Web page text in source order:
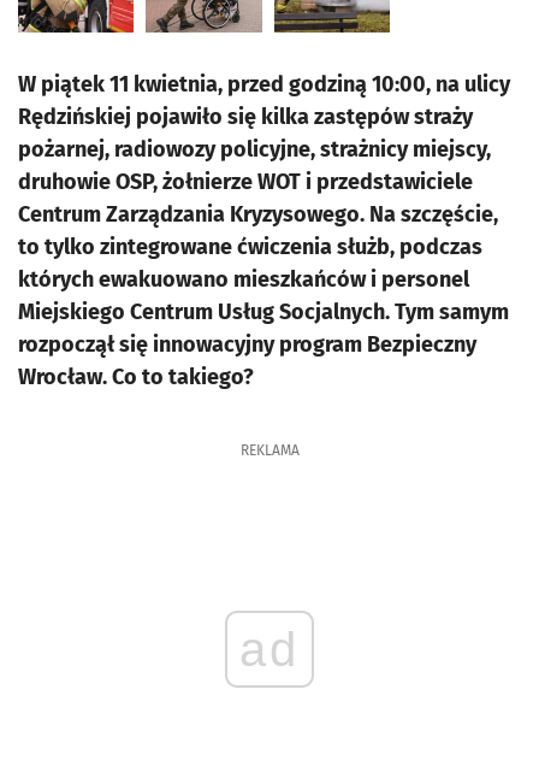
W piątek 11 kwietnia, przed godziną 10:00, na ulicy
Rędzińskiej pojawiło się kilka zastępów straży
pożarnej, radiowozy policyjne, strażnicy miejscy,
druhowie OSP, żołnierze WOT i przedstawiciele
Centrum Zarządzania Kryzysowego. Na szczęście,
to tylko zintegrowane ćwiczenia służb, podczas
których ewakuowano mieszkańców i personel
Miejskiego Centrum Usług Socjalnych. Tym samym
rozpoczął się innowacyjny program Bezpieczny
Wrocław. Co to takiego?
REKLAMA
ad